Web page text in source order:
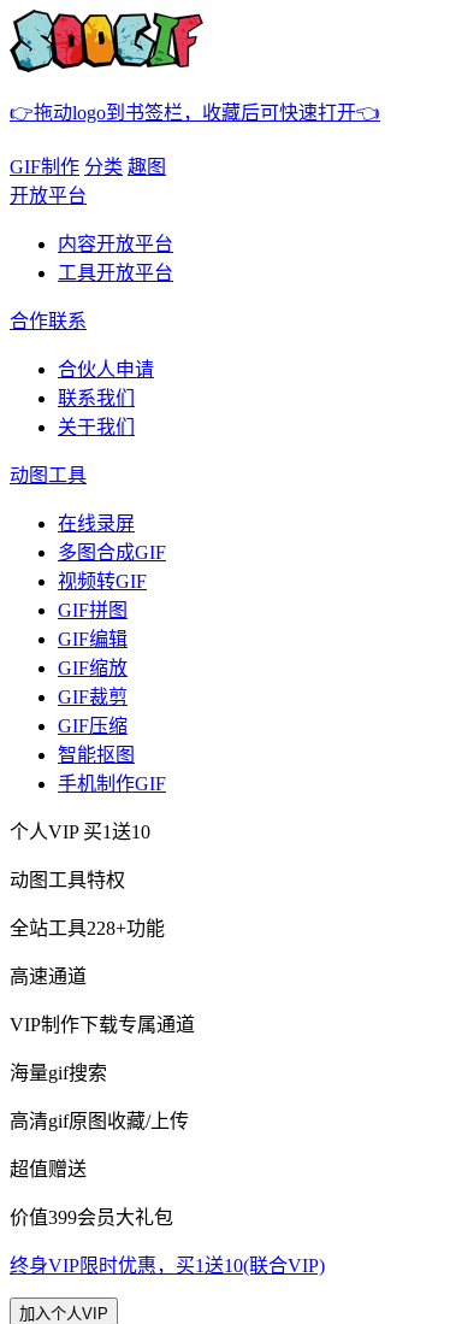
👉拖动logo到书签栏，收藏后可快速打开👈
GIF制作 分类 趣图
开放平台
内容开放平台
工具开放平台
合作联系
合伙人申请
联系我们
关于我们
动图工具
在线录屏
多图合成GIF
视频转GIF
GIF拼图
GIF编辑
GIF缩放
GIF裁剪
GIF压缩
智能抠图
手机制作GIF
个人VIP 买1送10
动图工具特权
全站工具228+功能
高速通道
VIP制作下载专属通道
海量gif搜索
高清gif原图收藏/上传
超值赠送
价值399会员大礼包
终身VIP限时优惠，买1送10(联合VIP)
加入个人VIP